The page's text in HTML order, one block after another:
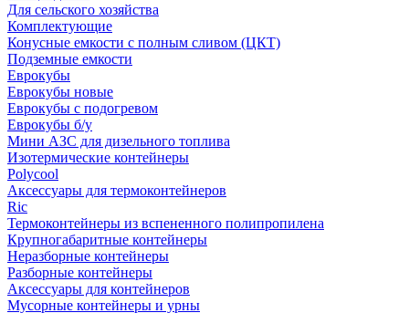
Для сельского хозяйства
Комплектующие
Конусные емкости с полным сливом (ЦКТ)
Подземные емкости
Еврокубы
Еврокубы новые
Еврокубы с подогревом
Еврокубы б/у
Мини АЗС для дизельного топлива
Изотермические контейнеры
Polycool
Аксессуары для термоконтейнеров
Ric
Термоконтейнеры из вспененного полипропилена
Крупногабаритные контейнеры
Неразборные контейнеры
Разборные контейнеры
Аксессуары для контейнеров
Мусорные контейнеры и урны